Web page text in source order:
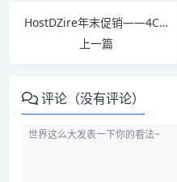
HostDZire年末促销——4C 6G 100G 25TB测试
上一篇
评论（没有评论）